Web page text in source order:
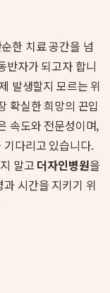
한 치료 공간을 넘
반자가 되고자 합니
발생할지 모르는 위
확실한 희망의 끈입
속도와 전문성이며,
다리고 있습니다.
말고 더자인병원을
시간을 지키기 위